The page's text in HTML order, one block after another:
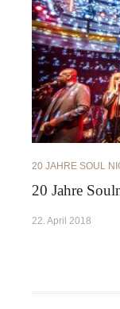
20 JAHRE SOUL
20 Jahre
22. April 2018